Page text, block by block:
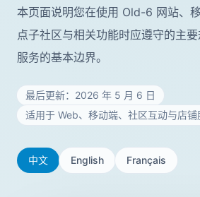
本页面说明您在使用 Old-6 网站、移
点子社区与相关功能时应遵守的主
服务的基本边界。
最后更新：2026 年 5 月 6 日
适用于 Web、移动端、社区互动与店铺
中文 English Français